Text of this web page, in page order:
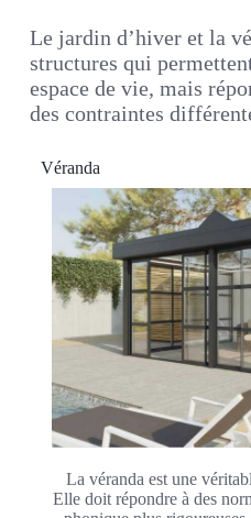
Le jardin d’hiver et la
structures qui
espace de vie, mais
des contraintes
Véranda
La véranda est une
Elle doit répondre à des